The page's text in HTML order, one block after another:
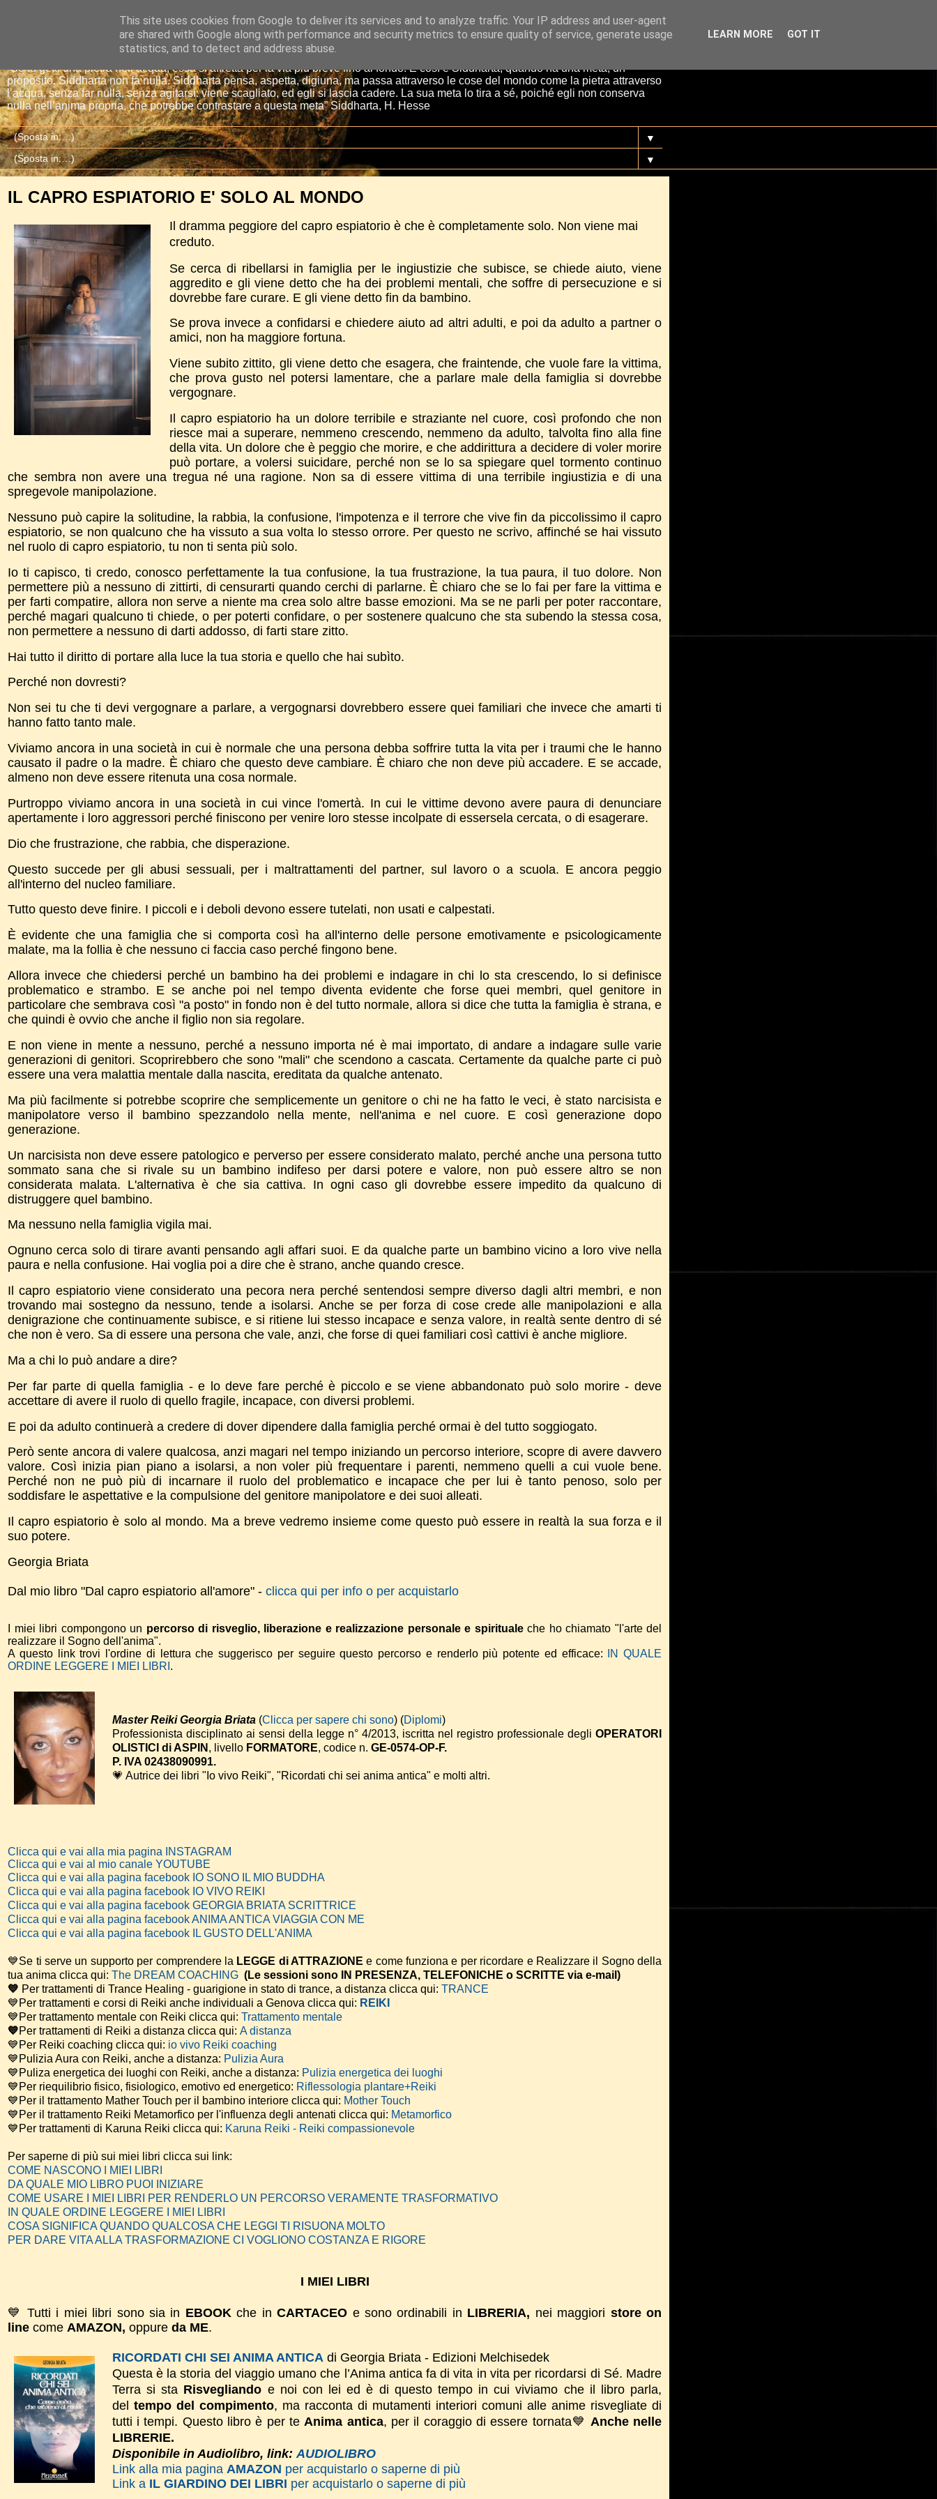
Io sono il mio Buddha
“Se tu getti una pietra nell’acqua, essa si affretta per la via più breve fino al fondo. E così è Siddharta, quando ha una meta, un
proposito. Siddharta non fa nulla. Siddharta pensa, aspetta, digiuna, ma passa attraverso le cose del mondo come la pietra attraverso
l’acqua, senza far nulla, senza agitarsi: viene scagliato, ed egli si lascia cadere. La sua meta lo tira a sé, poiché egli non conserva
nulla nell’anima propria, che potrebbe contrastare a questa meta” Siddharta, H. Hesse
▼
▼
IL CAPRO ESPIATORIO E' SOLO AL MONDO
Il dramma peggiore del capro espiatorio è che è completamente solo. Non viene mai
creduto.
Se cerca di ribellarsi in famiglia per le ingiustizie che subisce, se chiede aiuto, viene
aggredito e gli viene detto che ha dei problemi mentali, che soffre di persecuzione e si
dovrebbe fare curare. E gli viene detto fin da bambino.
Se prova invece a confidarsi e chiedere aiuto ad altri adulti, e poi da adulto a partner o
amici, non ha maggiore fortuna.
Viene subito zittito, gli viene detto che esagera, che fraintende, che vuole fare la vittima,
che prova gusto nel potersi lamentare, che a parlare male della famiglia si dovrebbe
vergognare.
Il capro espiatorio ha un dolore terribile e straziante nel cuore, così profondo che non
riesce mai a superare, nemmeno crescendo, nemmeno da adulto, talvolta fino alla fine
della vita. Un dolore che è peggio che morire, e che addirittura a decidere di voler morire
può portare, a volersi suicidare, perché non se lo sa spiegare quel tormento continuo
che sembra non avere una tregua né una ragione. Non sa di essere vittima di una terribile ingiustizia e di una
spregevole manipolazione.
Nessuno può capire la solitudine, la rabbia, la confusione, l'impotenza e il terrore che vive fin da piccolissimo il capro
espiatorio, se non qualcuno che ha vissuto a sua volta lo stesso orrore. Per questo ne scrivo, affinché se hai vissuto
nel ruolo di capro espiatorio, tu non ti senta più solo.
Io ti capisco, ti credo, conosco perfettamente la tua confusione, la tua frustrazione, la tua paura, il tuo dolore. Non
permettere più a nessuno di zittirti, di censurarti quando cerchi di parlarne. È chiaro che se lo fai per fare la vittima e
per farti compatire, allora non serve a niente ma crea solo altre basse emozioni. Ma se ne parli per poter raccontare,
perché magari qualcuno ti chiede, o per poterti confidare, o per sostenere qualcuno che sta subendo la stessa cosa,
non permettere a nessuno di darti addosso, di farti stare zitto.
Hai tutto il diritto di portare alla luce la tua storia e quello che hai subìto.
Perché non dovresti?
Non sei tu che ti devi vergognare a parlare, a vergognarsi dovrebbero essere quei familiari che invece che amarti ti
hanno fatto tanto male.
Viviamo ancora in una società in cui è normale che una persona debba soffrire tutta la vita per i traumi che le hanno
causato il padre o la madre. È chiaro che questo deve cambiare. È chiaro che non deve più accadere. E se accade,
almeno non deve essere ritenuta una cosa normale.
Purtroppo viviamo ancora in una società in cui vince l'omertà. In cui le vittime devono avere paura di denunciare
apertamente i loro aggressori perché finiscono per venire loro stesse incolpate di essersela cercata, o di esagerare.
Dio che frustrazione, che rabbia, che disperazione.
Questo succede per gli abusi sessuali, per i maltrattamenti del partner, sul lavoro o a scuola. E ancora peggio
all'interno del nucleo familiare.
Tutto questo deve finire. I piccoli e i deboli devono essere tutelati, non usati e calpestati.
È evidente che una famiglia che si comporta così ha all'interno delle persone emotivamente e psicologicamente
malate, ma la follia è che nessuno ci faccia caso perché fingono bene.
Allora invece che chiedersi perché un bambino ha dei problemi e indagare in chi lo sta crescendo, lo si definisce
problematico e strambo. E se anche poi nel tempo diventa evidente che forse quei membri, quel genitore in
particolare che sembrava così "a posto" in fondo non è del tutto normale, allora si dice che tutta la famiglia è strana, e
che quindi è ovvio che anche il figlio non sia regolare.
E non viene in mente a nessuno, perché a nessuno importa né è mai importato, di andare a indagare sulle varie
generazioni di genitori. Scoprirebbero che sono "mali" che scendono a cascata. Certamente da qualche parte ci può
essere una vera malattia mentale dalla nascita, ereditata da qualche antenato.
Ma più facilmente si potrebbe scoprire che semplicemente un genitore o chi ne ha fatto le veci, è stato narcisista e
manipolatore verso il bambino spezzandolo nella mente, nell'anima e nel cuore. E così generazione dopo
generazione.
Un narcisista non deve essere patologico e perverso per essere considerato malato, perché anche una persona tutto
sommato sana che si rivale su un bambino indifeso per darsi potere e valore, non può essere altro se non
considerata malata. L'alternativa è che sia cattiva. In ogni caso gli dovrebbe essere impedito da qualcuno di
distruggere quel bambino.
Ma nessuno nella famiglia vigila mai.
Ognuno cerca solo di tirare avanti pensando agli affari suoi. E da qualche parte un bambino vicino a loro vive nella
paura e nella confusione. Hai voglia poi a dire che è strano, anche quando cresce.
Il capro espiatorio viene considerato una pecora nera perché sentendosi sempre diverso dagli altri membri, e non
trovando mai sostegno da nessuno, tende a isolarsi. Anche se per forza di cose crede alle manipolazioni e alla
denigrazione che continuamente subisce, e si ritiene lui stesso incapace e senza valore, in realtà sente dentro di sé
che non è vero. Sa di essere una persona che vale, anzi, che forse di quei familiari così cattivi è anche migliore.
Ma a chi lo può andare a dire?
Per far parte di quella famiglia - e lo deve fare perché è piccolo e se viene abbandonato può solo morire - deve
accettare di avere il ruolo di quello fragile, incapace, con diversi problemi.
E poi da adulto continuerà a credere di dover dipendere dalla famiglia perché ormai è del tutto soggiogato.
Però sente ancora di valere qualcosa, anzi magari nel tempo iniziando un percorso interiore, scopre di avere davvero
valore. Così inizia pian piano a isolarsi, a non voler più frequentare i parenti, nemmeno quelli a cui vuole bene.
Perché non ne può più di incarnare il ruolo del problematico e incapace che per lui è tanto penoso, solo per
soddisfare le aspettative e la compulsione del genitore manipolatore e dei suoi alleati.
Il capro espiatorio è solo al mondo. Ma a breve vedremo insieme come questo può essere in realtà la sua forza e il
suo potere.
Georgia Briata
Dal mio libro "Dal capro espiatorio all'amore" - clicca qui per info o per acquistarlo
I miei libri compongono un percorso di risveglio, liberazione e realizzazione personale e spiritualeche ho chiamato "l'arte del
realizzare il Sogno dell'anima".
A questo link trovi l'ordine di lettura che suggerisco per seguire questo percorso e renderlo più potente ed efficace:
IN QUALE
ORDINE LEGGERE I MIEI LIBRI .
Master Reiki Georgia Briata(Clicca per sapere chi sono) (Diplomi)
Professionista disciplinato ai sensi della legge n° 4/2013, iscritta nel registro professionale degli OPERATORI
OLISTICI di ASPIN , livello FORMATORE, codice n. GE-0574-OP-F.
P. IVA 02438090991.
💗 Autrice dei libri "Io vivo Reiki", "Ricordati chi sei anima antica" e molti altri.
Clicca qui e vai alla mia pagina INSTAGRAM
Clicca qui e vai al mio canale YOUTUBE
Clicca qui e vai alla pagina facebook IO SONO IL MIO BUDDHA
Clicca qui e vai alla pagina facebook IO VIVO REIKI
Clicca qui e vai alla pagina facebook GEORGIA BRIATA SCRITTRICE
Clicca qui e vai alla pagina facebook ANIMA ANTICA VIAGGIA CON ME
Clicca qui e vai alla pagina facebook IL GUSTO DELL'ANIMA
💙Se ti serve un supporto per comprendere la LEGGE di ATTRAZIONEe come funziona e per ricordare e Realizzare il Sogno della
tua anima clicca qui: The DREAM COACHING (Le sessioni sono IN PRESENZA, TELEFONICHE o SCRITTE via e-mail)
💙 Per trattamenti di Trance Healing - guarigione in stato di trance, a distanza clicca qui: TRANCE
💙Per trattamenti e corsi di Reiki anche individuali a Genova clicca qui: REIKI
💙Per trattamento mentale con Reiki clicca qui: Trattamento mentale
💙Per trattamenti di Reiki a distanza clicca qui: A distanza
💙Per Reiki coaching clicca qui: io vivo Reiki coaching
💙Pulizia Aura con Reiki, anche a distanza: Pulizia Aura
💙Puliza energetica dei luoghi con Reiki, anche a distanza: Pulizia energetica dei luoghi
💙Per riequilibrio fisico, fisiologico, emotivo ed energetico: Riflessologia plantare+Reiki
💙Per il trattamento Mather Touch per il bambino interiore clicca qui: Mother Touch
💙Per il trattamento Reiki Metamorfico per l'influenza degli antenati clicca qui: Metamorfico
💙Per trattamenti di Karuna Reiki clicca qui: Karuna Reiki - Reiki compassionevole
Per saperne di più sui miei libri clicca sui link:
COME NASCONO I MIEI LIBRI
DA QUALE MIO LIBRO PUOI INIZIARE
COME USARE I MIEI LIBRI PER RENDERLO UN PERCORSO VERAMENTE TRASFORMATIVO
IN QUALE ORDINE LEGGERE I MIEI LIBRI
COSA SIGNIFICA QUANDO QUALCOSA CHE LEGGI TI RISUONA MOLTO
PER DARE VITA ALLA TRASFORMAZIONE CI VOGLIONO COSTANZA E RIGORE
I MIEI LIBRI
💙 Tutti i miei libri sono sia in EBOOKche inCARTACEO e sono ordinabili in LIBRERIA, nei maggiori store on
line come AMAZON, oppure da ME.
RICORDATI CHI SEI ANIMA ANTICA di Georgia Briata - Edizioni Melchisedek
Questa è la storia del viaggio umano che l’Anima antica fa di vita in vita per ricordarsi di Sé. Madre
Terra si sta Risvegliando e noi con lei ed è di questo tempo in cui viviamo che il libro parla,
del tempo del compimento, ma racconta di mutamenti interiori comuni alle anime risvegliate di
tutti i tempi. Questo libro è per te Anima antica, per il coraggio di essere tornata💙 Anche nelle
LIBRERIE.
Disponibile in Audiolibro, link: AUDIOLIBRO
Link alla mia pagina AMAZON per acquistarlo o saperne di più
Link a IL GIARDINO DEI LIBRI per acquistarlo o saperne di più
This site uses cookies from Google to deliver its services and to analyze traffic. Your IP address and user-agent
are shared with Google along with performance and security metrics to ensure quality of service, generate usage
statistics, and to detect and address abuse.
LEARN MORE GOT IT